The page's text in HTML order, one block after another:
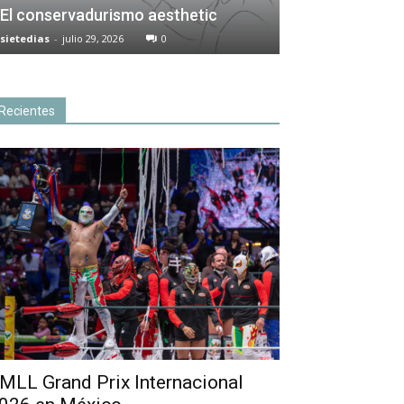
El conservadurismo aesthetic
sietedias - julio 29, 2026 0
Grand Prix Internacional